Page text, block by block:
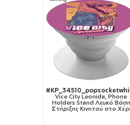
Vice City Leonida, Phone
Holders Stand Λευκό Βάση
Στήριξης Κινητού στο Χέρι